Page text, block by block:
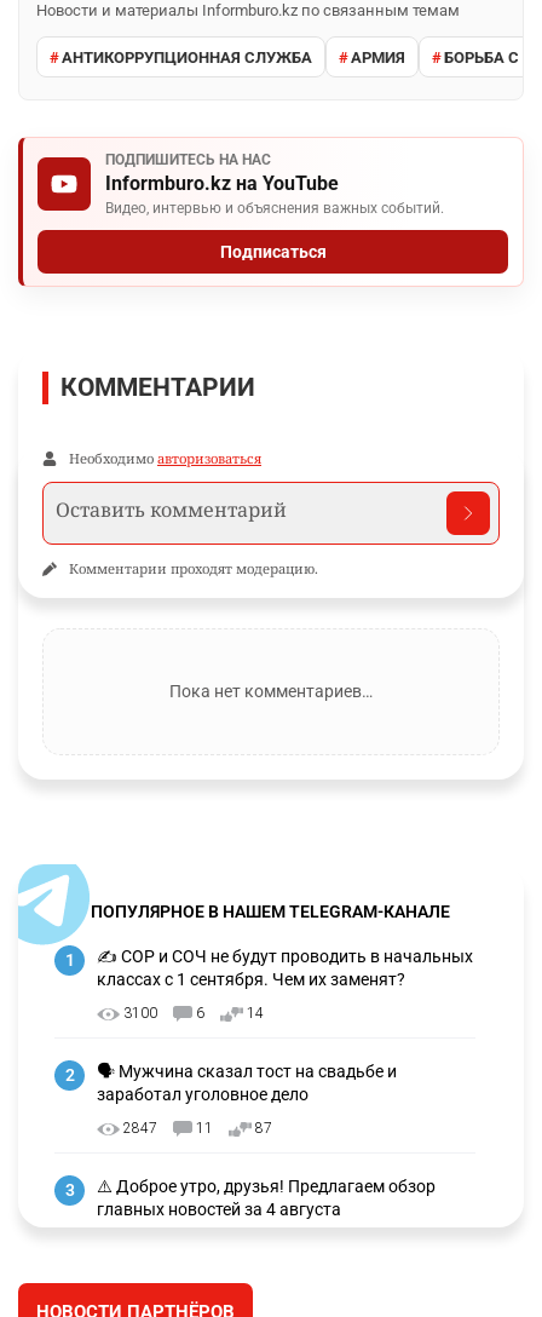
Новости и материалы Informburo.kz по связанным темам
АНТИКОРРУПЦИОННАЯ СЛУЖБА АРМИЯ БОРЬБА С
ПОДПИШИТЕСЬ НА НАС
Informburo.kz на YouTube
Видео, интервью и объяснения важных событий.
Подписаться
КОММЕНТАРИИ
Необходимо авторизоваться
Комментарии проходят модерацию.
Пока нет комментариев…
ПОПУЛЯРНОЕ В НАШЕМ TELEGRAM-КАНАЛЕ
1
✍️ СОР и СОЧ не будут проводить в начальных
классах с 1 сентября. Чем их заменят?
3100 6 14
2
🗣 Мужчина сказал тост на свадьбе и
заработал уголовное дело
2847 11 87
3
⚠️ Доброе утро, друзья! Предлагаем обзор
главных новостей за 4 августа
4
🗣Глава государства направил телеграмму
НОВОСТИ ПАРТНЁРОВ